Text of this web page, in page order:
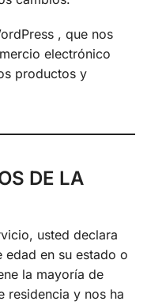
, que nos
electrónico
productos y
DE LA
usted declara
edad en su estado o
la mayoría de
residencia y nos ha